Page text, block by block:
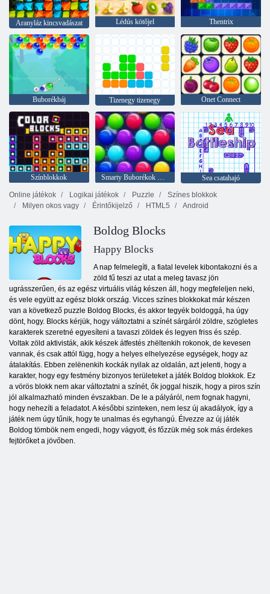
Aranyláz kincsvadászat Lédús kötőjel Thentrix
Buborékbáj Tizenegy tizenegy Onet Connect
Színblokkok Smarty Buborékok Xmas Edition
Sea csatahajó
Online játékok
Logikai játékok Puzzle
Színes blokkok
Milyen okos vagy
Érintőkijelző HTML5 Android
Boldog Blocks
Happy Blocks
A nap felmelegíti, a fiatal levelek kibontakozni és a
zöld fű teszi az utat a meleg tavasz jön
ugrásszerűen, és az egész virtuális világ készen áll, hogy megfeleljen neki,
és vele együtt az egész blokk ország. Vicces színes blokkokat már készen
van a következő puzzle Boldog Blocks, és akkor tegyék boldoggá, ha úgy
dönt, hogy. Blocks kérjük, hogy változtatni a színét sárgáról zöldre, szögletes
karakterek szeretné egyesíteni a tavaszi zöldek és legyen friss és szép.
Voltak zöld aktivisták, akik készek átfestés zhёltenkih rokonok, de kevesen
vannak, és csak attól függ, hogy a helyes elhelyezése egységek, hogy az
átalakítás. Ebben zelёnenkih kockák nyilak az oldalán, azt jelenti, hogy a
karakter, hogy egy festmény bizonyos területeket a játék Boldog blokkok. Ez
a vörös blokk nem akar változtatni a színét, ők joggal hiszik, hogy a piros szín
jól alkalmazható minden évszakban. De le a pályáról, nem fognak hagyni,
hogy nehezíti a feladatot. A későbbi szinteken, nem lesz új akadályok, így a
játék nem úgy tűnik, hogy te unalmas és egyhangú. Élvezze az új játék
Boldog tömbök nem engedi, hogy vágyott, és főzzük még sok más érdekes
fejtörőket a jövőben.